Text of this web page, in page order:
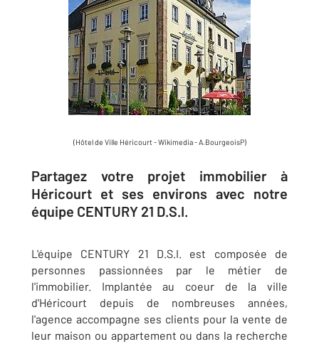
(Hôtel de Ville Héricourt - Wikimedia - A.BourgeoisP)
Partagez votre projet immobilier à
Héricourt et ses environs avec notre
équipe CENTURY 21 D.S.I.
L'équipe CENTURY 21 D.S.I. est composée de
personnes passionnées par le métier de
l'immobilier. Implantée au coeur de la ville
d'Héricourt depuis de nombreuses années,
l'agence accompagne ses clients pour la vente de
leur maison ou appartement ou dans la recherche